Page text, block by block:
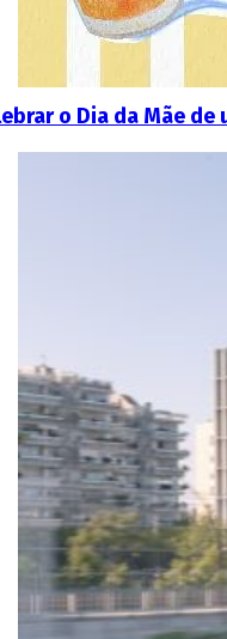
o Dia da Mãe